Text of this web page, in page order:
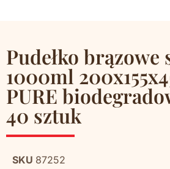
Pudełko brązowe
1000ml
PURE
40 sztuk
SKU 87252